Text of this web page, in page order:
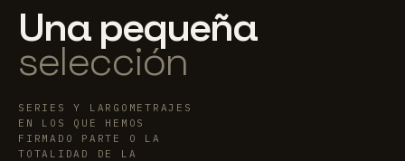
Una pequeña
selección
SERIES Y LARGOMETRAJES
EN LOS QUE HEMOS
FIRMADO PARTE O LA
TOTALIDAD DE LA